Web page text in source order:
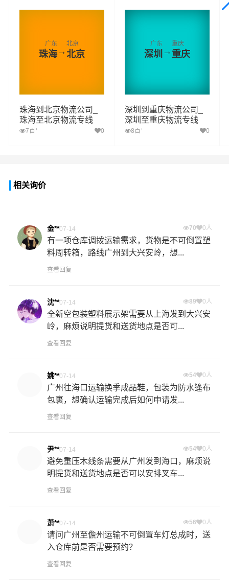
广东
珠海→
北京
北京
珠海到北京物流公司_
珠海至北京物流专线
7百 + 0
广东
深圳→
重庆
重庆
深圳到重庆物流公司_
深圳至重庆物流专线
8百 + 0
相关询价
金**07-14 70 0人
有一项仓库调拨运输需求，货物是不可倒置塑
料周转箱，路线广州到大兴安岭，想...
查看回复
沈**07-14 89 0人
全新空包装塑料展示架需要从上海发到大兴安
岭，麻烦说明提货和送货地点是否可...
查看回复
姚**07-14 54 0人
广州往海口运输换季成品鞋，包装为防水篷布
包裹，想确认运输完成后如何申请发...
查看回复
尹**07-14 54 0人
避免重压木线条需要从广州发到海口，麻烦说
明提货和送货地点是否可以安排叉车...
查看回复
萧**07-14 56 0人
请问广州至儋州运输不可倒置车灯总成时，送
入仓库前是否需要预约？
查看回复